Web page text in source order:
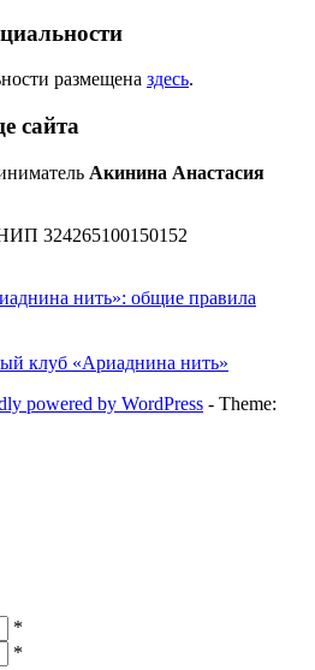
размещена здесь.
сайта
Акинина Анастасия
324265100150152
нить»: общие правила
клуб «Ариаднина нить»
powered by WordPress - Theme:
*
*